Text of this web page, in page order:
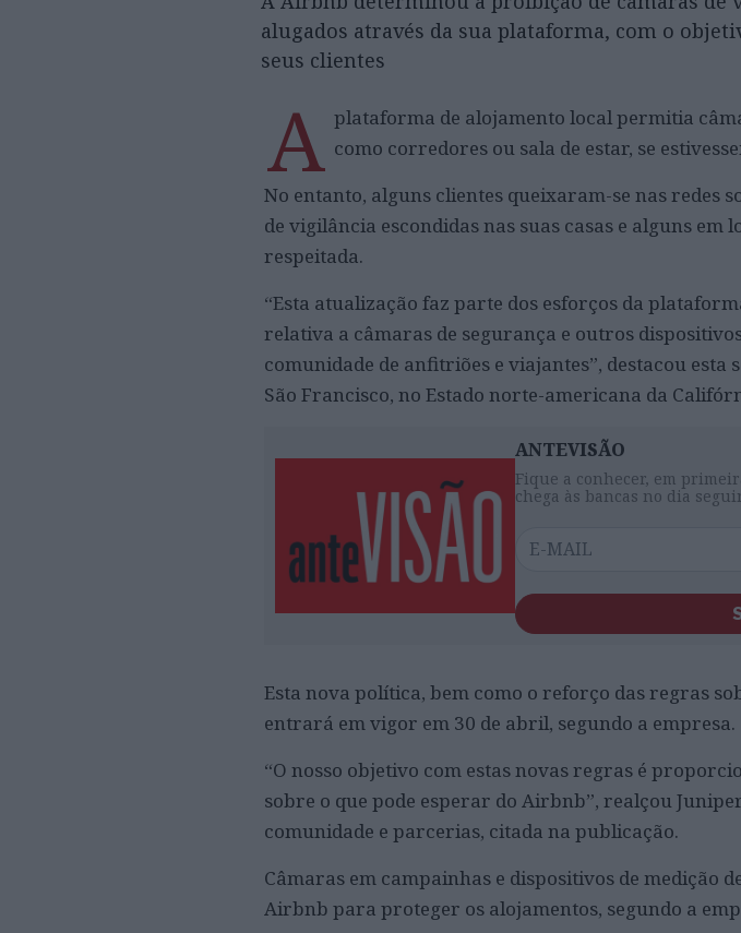
alugados através da sua plataforma, com o
seus clientes
A plataforma de alojamento local permitia
como corredores ou sala de estar, se
No entanto, alguns clientes queixaram-se nas redes
de vigilância escondidas nas suas casas e alguns
respeitada.
“Esta atualização faz parte dos esforços da
relativa a câmaras de segurança e outros
comunidade de anfitriões e viajantes”, destacou esta
São Francisco, no Estado norte-americana da
ANTEVISÃO
Fique a conhecer, em
chega às bancas no dia
Esta nova política, bem como o reforço das regras
entrará em vigor em 30 de abril, segundo a empresa.
“O nosso objetivo com estas novas regras é
sobre o que pode esperar do Airbnb”, realçou
comunidade e parcerias, citada na publicação.
Câmaras em campainhas e dispositivos de medição
Airbnb para proteger os alojamentos, segundo a